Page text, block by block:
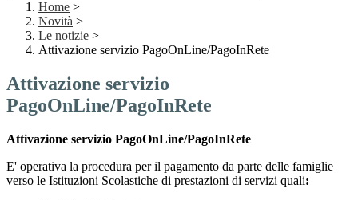
Home >
Novità >
Le notizie >
Attivazione servizio PagoOnLine/PagoInRete
Attivazione servizio
PagoOnLine/PagoInRete
Attivazione servizio PagoOnLine/PagoInRete
E' operativa la procedura per il pagamento da parte delle famiglie
verso le Istituzioni Scolastiche di prestazioni di servizi quali: